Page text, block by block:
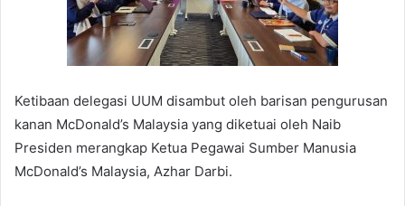
Ketibaan delegasi UUM disambut oleh barisan pengurusan
kanan McDonald’s Malaysia yang diketuai oleh Naib
Presiden merangkap Ketua Pegawai Sumber Manusia
McDonald’s Malaysia, Azhar Darbi.